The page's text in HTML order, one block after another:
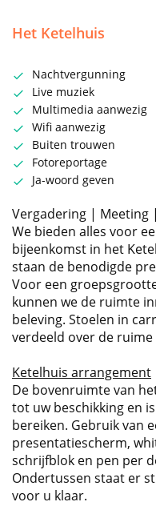
Het Ketelhuis
Nachtvergunning
Live muziek
Multimedia aanwezig
Wifi aanwezig
Buiten trouwen
Fotoreportage
Ja-woord geven
Vergadering | Meeting
We bieden alles voor
bijeenkomst in het
staan de benodigde
Voor een
kunnen we de ruimte
beleving. Stoelen in
verdeeld over de
Ketelhuis arrangement
De bovenruimte van
tot uw beschikking en
bereiken. Gebruik van
presentatiescherm,
schrijfblok en pen per
Ondertussen staat er
voor u klaar.